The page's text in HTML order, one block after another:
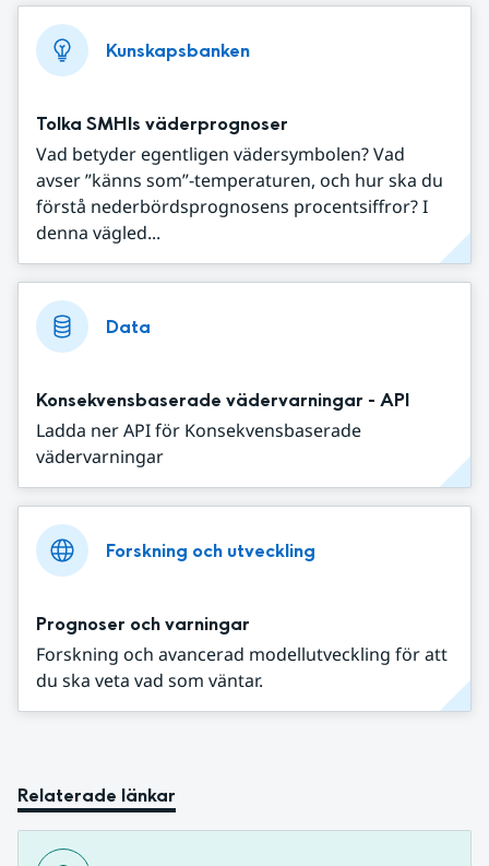
Kunskapsbanken
Tolka SMHIs väderprognoser
Vad betyder egentligen vädersymbolen? Vad
avser ”känns som”-temperaturen, och hur ska du
förstå nederbördsprognosens procentsiffror? I
denna vägled...
Data
Konsekvensbaserade vädervarningar - API
Ladda ner API för Konsekvensbaserade
vädervarningar
Forskning och utveckling
Prognoser och varningar
Forskning och avancerad modellutveckling för att
du ska veta vad som väntar.
Relaterade länkar